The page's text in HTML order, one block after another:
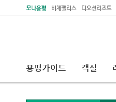
모나용평 비체팰리스 디오션리조트
용평가이드 객실